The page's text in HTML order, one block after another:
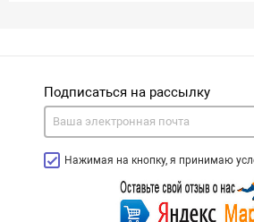
Подписаться на рассылку
Нажимая на кнопку, я принимаю